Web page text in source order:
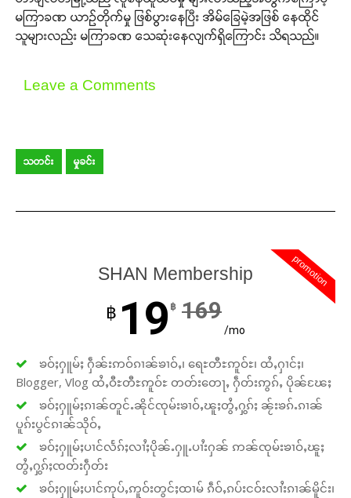
မကြာခဏ ယာဉ်တိုက်မှု ဖြစ်ပွားနေပြီး အိမ်ခြေမဲ့အဖြစ် နေထိုင်
သူများလည်း မကြာခဏ သေဆုံးနေလျက်ရှိကြောင်း သိရသည်။
Leave a Comments
သတင်း မှုခင်း
promotion
SHAN Membership
฿ 19 ฿ 169
/mo
ၶဝ်ႈႁူမ်ႈ ႁဵၼ်းဢဝ်ၵၢၼ်ၶၢဝ်ႇ၊ ရေႊတီႊဢူဝ်ႊ၊ ထႆႇႁၢင်ႈ၊
Blogger, Vlog ထႆႇဝီႊတီႊဢူဝ်ႊ တတ်းတေႃႇ ႁဵတ်းဢွၵ်ႇ ပိုၼ်ၽႄႈ
ၶဝ်ႈႁူမ်ႈၵၢၼ်တူင်ႉၼိုင်ၸုမ်းၶၢဝ်ႇၽူႈတွႆႇႁွၵ်ႈ ၼႂ်းၶၵ်ႉၵၢၼ်
ပူၵ်းပွင်ၵၢၼ်သိုဝ်ႇ
ၶဝ်ႈႁူမ်ႈပၢင်လႅၵ်ႈလၢႆႈပိုၼ်ႉႁူႉပၢႆးႁၼ် ဢၼ်ၸုမ်းၶၢဝ်ႇၽူႈ
တွႆႇႁွၵ်ႈၸတ်းႁဵတ်း
ၶဝ်ႈႁူမ်ႈပၢင်ဢုပ်ႇဢူဝ်းတွင်ႈထၢမ် ၵဵဝ်ႇၵပ်းငဝ်းလၢႆးၵၢၼ်မိူင်း၊